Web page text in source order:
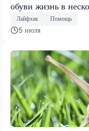
обуви жизнь в
Лайфхак Помощь
5 июля